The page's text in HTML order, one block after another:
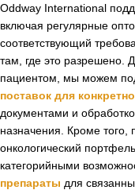
Oddway International
включая регулярные
соответствующий
там, где это разрешено.
пациентом, мы можем
поставок для
документами и
назначения. Кроме
онкологический
категорийными
препараты для